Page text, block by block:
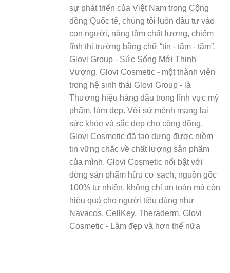
sự phát triển của Việt Nam trong Cộng
đồng Quốc tế, chúng tôi luôn đầu tư vào
con người, nâng tầm chất lượng, chiếm
lĩnh thị trường bằng chữ “tín - tâm - tầm”.
Glovi Group - Sức Sống Mới Thịnh
Vượng. Glovi Cosmetic - một thành viên
trong hệ sinh thái Glovi Group - là
Thương hiệu hàng đầu trong lĩnh vực mỹ
phẩm, làm đẹp. Với sứ mệnh mang lại
sức khỏe và sắc đẹp cho cộng đồng,
Glovi Cosmetic đã tạo dựng được niềm
tin vững chắc về chất lượng sản phẩm
của mình. Glovi Cosmetic nổi bật với
dòng sản phẩm hữu cơ sạch, nguồn gốc
100% tự nhiên, không chỉ an toàn mà còn
hiệu quả cho người tiêu dùng như
Navacos, CellKey, Theraderm. Glovi
Cosmetic - Làm đẹp và hơn thế nữa